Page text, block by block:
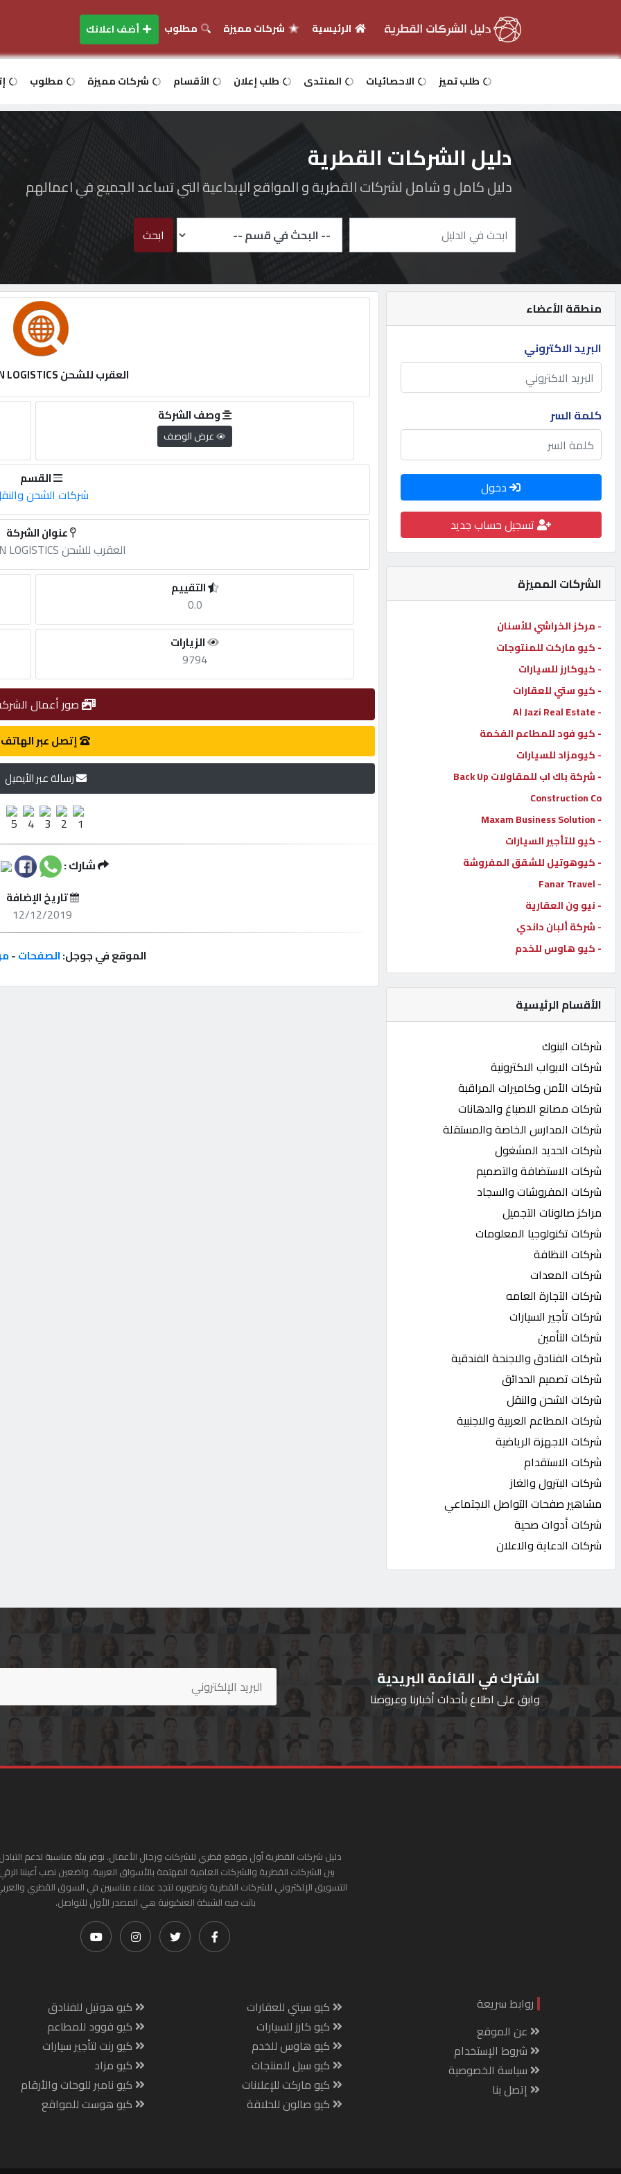
دخول
اعلانك
مطلوب
طلب
الاحصائيات
الأقسام
شركات
مميزة
إبحث
إتصل
بنا
إعلانات
المنتدى
كيو
مزاد
كيو
نمبر
كيو
كارز
كيو
الدليل
القطري
POWERED
QHOST
الرئيسية شركات مميزة مطلوب أضف اعلانك
طلب تميز الاحصائيات المنتدى طلب إعلان الأقسام شركات مميزة مطلوب
دليل الشركات القطرية
دليل كامل و شامل لشركات القطرية و المواقع الإبداعية التي تساعد الجميع في اعمالهم
ابحث
منطقة الأعضاء
البريد الاكتروني
كلمة السر
دخول
تسجيل حساب جديد
الشركات المميزة
- مركز الخراشي للأسنان
- كيو ماركت للمنتوجات
- كيوكارز للسيارات
- كيو ستي للعقارات
- Al Jazi Real Estate
- كيو فود للمطاعم الفخمة
- كيومزاد للسيارات
- شركة باك اب للمقاولات Back Up
Construction Co
- Maxam Business Solution
- كيو للتأجير السيارات
- كيوهوتيل للشقق المفروشة
- Fanar Travel
- نيو ون العقارية
- شركة ألبان داندي
- كيو هاوس للخدم
الأقسام الرئيسية
شركات البنوك
شركات الابواب الاكترونية
شركات الأمن وكاميرات المراقبة
شركات مصانع الاصباغ والدهانات
شركات المدارس الخاصة والمستقلة
شركات الحديد المشغول
شركات الاستضافة والتصميم
شركات المفروشات والسجاد
مراكز صالونات التجميل
شركات تكنولوجيا المعلومات
شركات النظافة
شركات المعدات
شركات التجارة العامه
شركات تأجير السيارات
شركات التأمين
شركات الفنادق والاجنحة الفندقية
شركات تصميم الحدائق
شركات الشحن والنقل
شركات المطاعم العربية والاجنبية
شركات الاجهزة الرياضية
شركات الاستقدام
شركات البترول والغاز
مشاهير صفحات التواصل الاجتماعي
شركات أدوات صحية
شركات الدعاية والاعلان
العقرب للشحن SCORPION LOGISTICS
وصف الشركة
عرض الوصف
القسم
شركات الشحن
عنوان الشركة
العقرب للشحن SCORPION LOGISTICS
التقييم
0.0
الزيارات
9794
صور أعمال
إتصل عبر الهاتف
رسالة عبر الأيميل
شارك :
تاريخ الإضافة
12/12/2019
الموقع في جوجل:الصفحات-
اشترك في القائمة البريدية
وابق على اطلاع بأحداث أخبارنا وعروضنا
دليل شركات القطرية أول موقع قطري للشركات ورجال الأعمال. نوفر بيئة مناسبة لدعم
بين الشركات القطرية والشركات العامية المهتمة بالأسواق العربية. واضعين نصب أعيننا
التسويق الإلكتروني للشركات القطرية وتطويره لتجد عملاء مناسبين في السوق القطري
باتت فيه الشبكة العنكبونية هي المصدر الأول للتواصل.
روابط سريعة
عن الموقع
شروط الإستخدام
سياسة الخصوصية
إتصل بنا
كيو سيتي للعقارات
كيو كارز للسيارات
كيو هاوس للخدم
كيو سيل للمنتجات
كيو ماركت للإعلانات
كيو صالون للحلاقة
كيو هوتيل للفنادق
كيو فوود للمطاعم
كيو رنت لتأجير سيارات
كيو مزاد
كيو نامبر للوحات والأرقام
كيو هوست للمواقع